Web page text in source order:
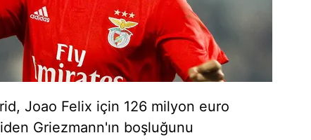
çerezlerle ilgili bilgi almak için lütfen
Joao Felix için 126 milyon euro
Griezmann'ın boşluğunu